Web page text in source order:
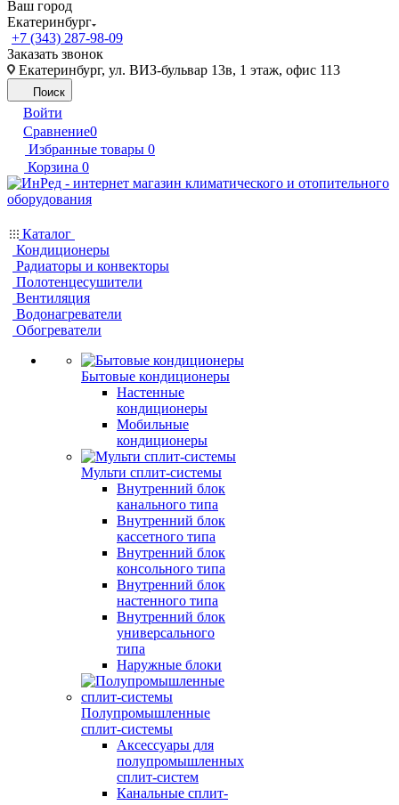
Ваш город
Екатеринбург
+7 (343) 287-98-09
Заказать звонок
Екатеринбург, ул. ВИЗ-бульвар 13в, 1 этаж, офис 113
Поиск
Войти
Сравнение0
Избранные товары 0
Корзина 0
Каталог
Кондиционеры
Радиаторы и конвекторы
Полотенцесушители
Вентиляция
Водонагреватели
Обогреватели
Бытовые кондиционеры
Настенные
кондиционеры
Мобильные
кондиционеры
Мульти сплит-системы
Внутренний блок
канального типа
Внутренний блок
кассетного типа
Внутренний блок
консольного типа
Внутренний блок
настенного типа
Внутренний блок
универсального
типа
Наружные блоки
Полупромышленные
сплит-системы
Аксессуары для
полупромышленных
сплит-систем
Канальные сплит-